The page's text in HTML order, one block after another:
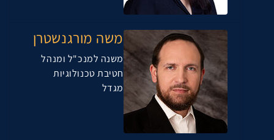
משה מורגנשטרן
משנה למנכ"ל ומנהל
חטיבת טכנולוגיות
מגדל